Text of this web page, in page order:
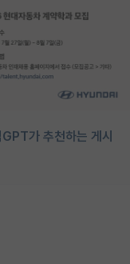
가 추천하는 게시